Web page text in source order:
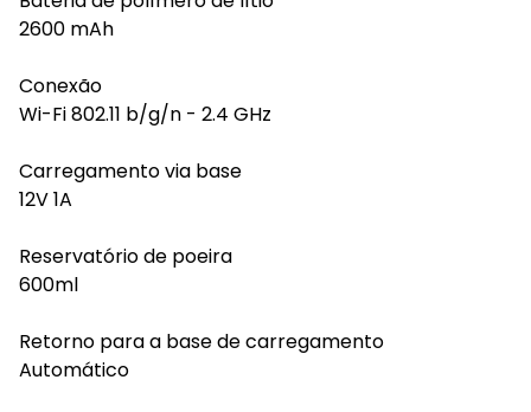
2600 mAh
Conexão
Wi-Fi 802.11 b/g/n - 2.4 GHz
Carregamento via base
12V 1A
Reservatório de poeira
600ml
Retorno para a base de carregamento
Automático